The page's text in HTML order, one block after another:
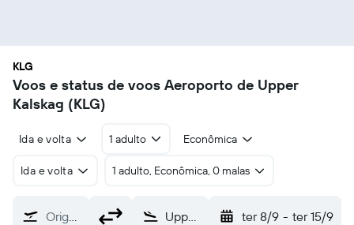
KLG
Voos e status de voos Aeroporto de Upper
Kalskag (KLG)
Ida e volta 1 adulto Econômica
Ida e volta 1 adulto, Econômica, 0 malas
Origem Upper Kalskag (KLG) ter 8/9 - ter 15/9